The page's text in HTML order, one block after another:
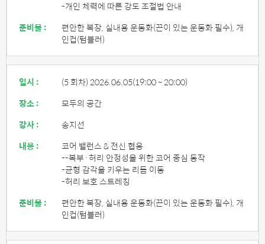
-개인 체력에 따른 강도 조절법 안내
준비물 :
편안한 복장, 실내용 운동화(끈이 있는 운동화 필수), 개
인컵(텀블러)
일시 : (5 회차) 2026.06.05(19:00 ~ 20:00)
장소 :
모두의 공간
강사 :
송지선
내용 :
코어 밸런스 & 전신 협응
--복부·허리 안정성을 위한 코어 중심 동작
-균형 감각을 키우는 리듬 이동
-허리 보호 스트레칭
준비물 :
편안한 복장, 실내용 운동화(끈이 있는 운동화 필수), 개
인컵(텀블러)